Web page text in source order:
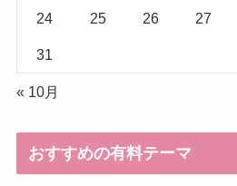
24 25 26 27
31
« 10月
おすすめの有料テーマ